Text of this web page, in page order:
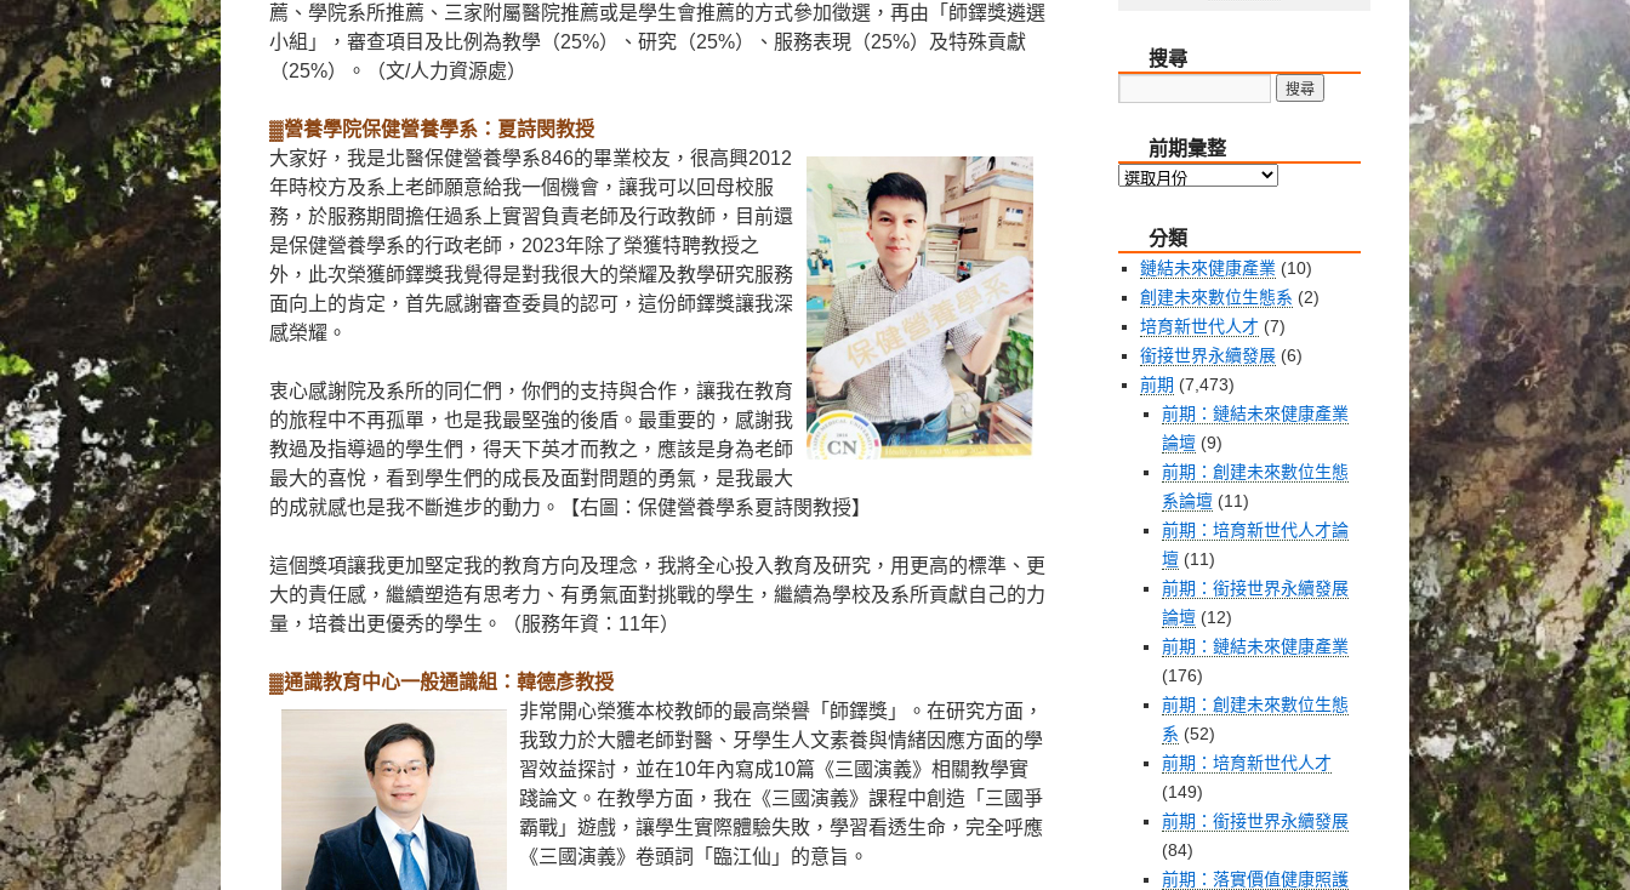
薦、學院系所推薦、三家附屬醫院推薦或是學生會推薦的方式參加徵選，再由「師鐸獎遴選
小組」，審查項目及比例為教學（25%）、研究（25%）、服務表現（25%）及特殊貢獻
（25%）。（文/人力資源處）
▓營養學院保健營養學系：夏詩閔教授
大家好，我是北醫保健營養學系846的畢業校友，很高興2012
年時校方及系上老師願意給我一個機會，讓我可以回母校服
務，於服務期間擔任過系上實習負責老師及行政教師，目前還
是保健營養學系的行政老師，2023年除了榮獲特聘教授之
外，此次榮獲師鐸獎我覺得是對我很大的榮耀及教學研究服務
面向上的肯定，首先感謝審查委員的認可，這份師鐸獎讓我深
感榮耀。
衷心感謝院及系所的同仁們，你們的支持與合作，讓我在教育
的旅程中不再孤單，也是我最堅強的後盾。最重要的，感謝我
教過及指導過的學生們，得天下英才而教之，應該是身為老師
最大的喜悅，看到學生們的成長及面對問題的勇氣，是我最大
的成就感也是我不斷進步的動力。【右圖：保健營養學系夏詩閔教授】
這個獎項讓我更加堅定我的教育方向及理念，我將全心投入教育及研究，用更高的標準、更
大的責任感，繼續塑造有思考力、有勇氣面對挑戰的學生，繼續為學校及系所貢獻自己的力
量，培養出更優秀的學生。（服務年資：11年）
▓通識教育中心一般通識組：韓德彥教授
非常開心榮獲本校教師的最高榮譽「師鐸獎」。在研究方面，
我致力於大體老師對醫、牙學生人文素養與情緒因應方面的學
習效益探討，並在10年內寫成10篇《三國演義》相關教學實
踐論文。在教學方面，我在《三國演義》課程中創造「三國爭
霸戰」遊戲，讓學生實際體驗失敗，學習看透生命，完全呼應
《三國演義》卷頭詞「臨江仙」的意旨。
搜尋
前期彙整
前
整
分類
鏈結未來健康產業 (10)
創建未來數位生態系 (2)
培育新世代人才 (7)
銜接世界永續發展 (6)
前期 (7,473)
前期：鏈結未來健康產業
論壇 (9)
前期：創建未來數位生態
系論壇 (11)
前期：培育新世代人才論
壇 (11)
前期：銜接世界永續發展
論壇 (12)
前期：鏈結未來健康產業
(176)
前期：創建未來數位生態
系 (52)
前期：培育新世代人才
(149)
前期：銜接世界永續發展
(84)
前期：落實價值健康照護